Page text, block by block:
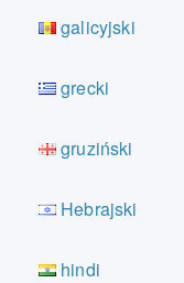
galicyjski
grecki
gruziński
Hebrajski
hindi